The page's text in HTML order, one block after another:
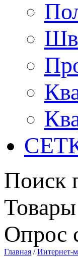
Поиск
Товары
Опрос
Главная / Интернет-